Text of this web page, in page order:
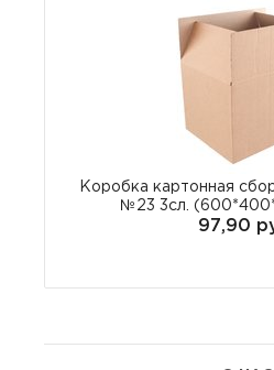
Коробка картонная
№23 3сл.
97,90